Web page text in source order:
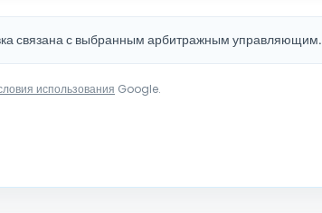
связана с выбранным арбитражным управляющим.
использования Google.